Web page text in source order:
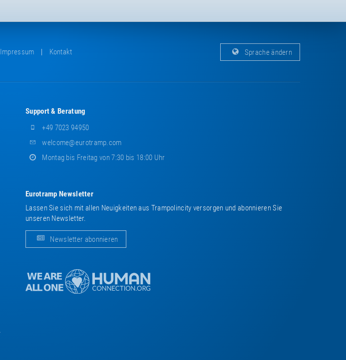
Impressum Kontakt Sprache ändern
Support & Beratung
+49 7023 94950
welcome@eurotramp.com
Montag bis Freitag von 7:30 bis 18:00 Uhr
Eurotramp Newsletter
Lassen Sie sich mit allen Neuigkeiten aus Trampolincity versorgen und abonnieren Sie
unseren Newsletter.
Newsletter abonnieren